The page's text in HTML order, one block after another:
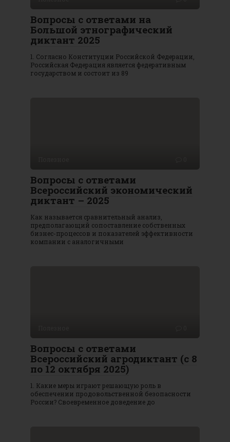
Вопросы с ответами на
Большой этнографический
диктант 2025
1. Согласно Конституции Российской Федерации,
Российская Федерация является федеративным
государством и состоит из 89
Вопросы с ответами
Всероссийский экономический
диктант – 2025
Как называется сравнительный анализ,
предполагающий сопоставление собственных
бизнес-процессов и показателей эффективности
компании с аналогичными
Вопросы с ответами
Всероссийский агродиктант (с 8
по 12 октября 2025)
1. Какие меры играют решающую роль в
обеспечении продовольственной безопасности
России? Своевременное доведение до